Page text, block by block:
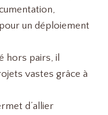
un déploiement
hors pairs, il
vastes grâce à
d’allier